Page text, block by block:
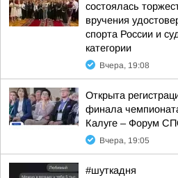
состоялась
вручения
спорта России и
категории
Вчера, 19:08
Открыта
финала
Калуге – Форум
Вчера, 19:05
#шуткадня